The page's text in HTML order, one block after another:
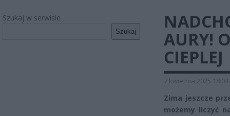
Szukaj w serwisie
Szukaj
AURY!
CIEPLEJ
7 kwietnia 2025 18:04
Zima jeszcze
możemy liczyć